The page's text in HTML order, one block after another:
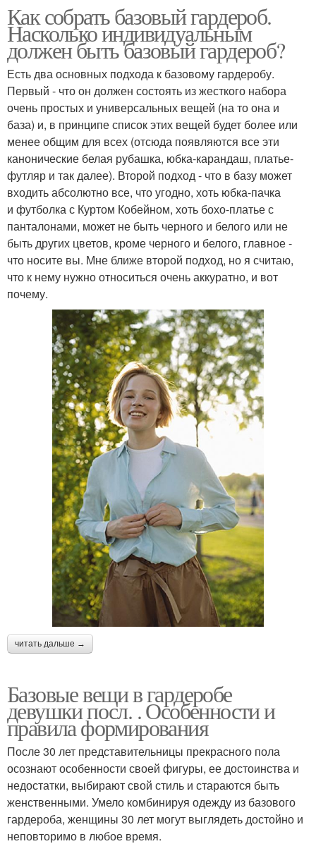
Как собрать базовый гардероб.
Насколько индивидуальным
должен быть базовый гардероб?
Есть два основных подхода к базовому гардеробу.
Первый - что он должен состоять из жесткого набора
очень простых и универсальных вещей (на то она и
база) и, в принципе список этих вещей будет более или
менее общим для всех (отсюда появляются все эти
канонические белая рубашка, юбка-карандаш, платье-
футляр и так далее). Второй подход - что в базу может
входить абсолютно все, что угодно, хоть юбка-пачка
и футболка с Куртом Кобейном, хоть бохо-платье с
панталонами, может не быть черного и белого или не
быть других цветов, кроме черного и белого, главное -
что носите вы. Мне ближе второй подход, но я считаю,
что к нему нужно относиться очень аккуратно, и вот
почему.
читать дальше →
Базовые вещи в гардеробе
девушки посл. . Особенности и
правила формирования
После 30 лет представительницы прекрасного пола
осознают особенности своей фигуры, ее достоинства и
недостатки, выбирают свой стиль и стараются быть
женственными. Умело комбинируя одежду из базового
гардероба, женщины 30 лет могут выглядеть достойно и
неповторимо в любое время.